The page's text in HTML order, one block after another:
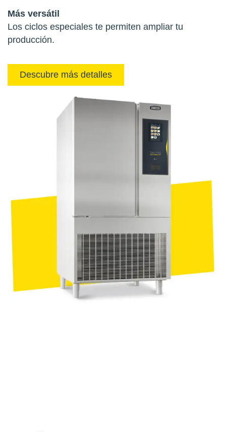
Más versátil
Los ciclos especiales te permiten ampliar tu
producción.
Descubre más detalles